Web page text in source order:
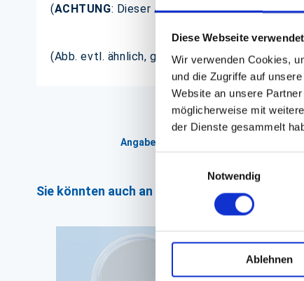
Diese Webseite
Wir verwenden Cookies,
und die Zugriffe auf
Website an unsere
möglicherweise mit
der Dienste gesammelt
Notwendig
Ablehnen
(ACHTUNG: Dieser Artikel beinhaltet NUR den
(Abb. evtl. ähnlich, ggf. ohne Dekoration, ohne
Angaben zur Informationspflichten
Sie könnten auch an folgenden Artikeln